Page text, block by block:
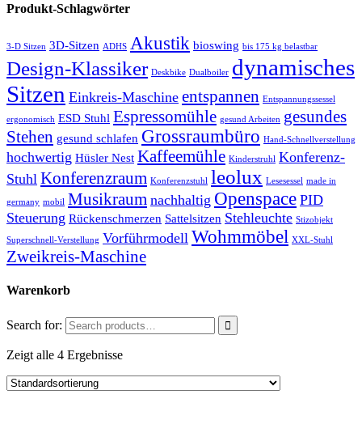
Produkt-Schlagwörter
3-D Sitzen 3D-Sitzen ADHS Akustik bioswing bis 175 kg belastbar
Design-Klassiker Deskbike Dualboiler dynamisches
Sitzen Einkreis-Maschine entspannen Entspannungssessel
ergonomisch ESD Stuhl Espressomühle gesund Arbeiten gesundes
Stehen gesund schlafen Grossraumbüro Hand-Schnellverstellung
hochwertig Hüsler Nest Kaffeemühle Kinderstruhl Konferenz-
Stuhl Konferenzraum Konferenzstuhl leolux Lesesessel made in
germany mobil Musikraum nachhaltig Openspace PID
Steuerung Rückenschmerzen Sattelsitzen Stehleuchte Stizobjekt
Superschnell-Verstellung Vorführmodell Wohmmöbel XXL-Stuhl
Zweikreis-Maschine
Warenkorb
Search for:
Zeigt alle 4 Ergebnisse